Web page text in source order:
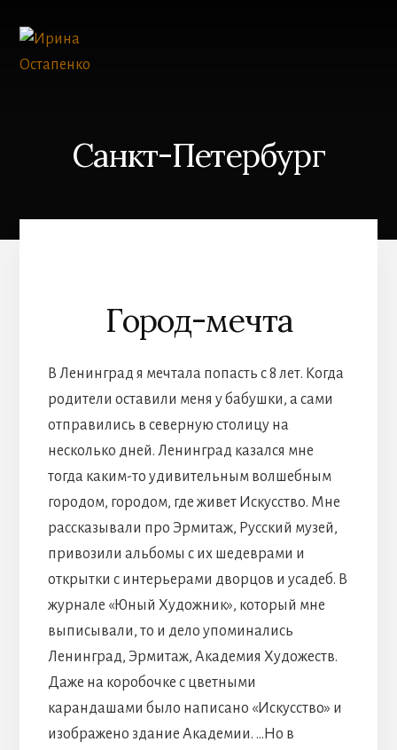
content
Санкт-Петербург
Город-мечта
В Ленинград я мечтала попасть с 8 лет. Когда
родители оставили меня у бабушки, а сами
отправились в северную столицу на
несколько дней. Ленинград казался мне
тогда каким-то удивительным волшебным
городом, городом, где живет Искусство. Мне
рассказывали про Эрмитаж, Русский музей,
привозили альбомы с их шедеврами и
открытки с интерьерами дворцов и усадеб. В
журнале «Юный Художник», который мне
выписывали, то и дело упоминались
Ленинград, Эрмитаж, Академия Художеств.
Даже на коробочке с цветными
карандашами было написано «Искусство» и
изображено здание Академии. …Но в